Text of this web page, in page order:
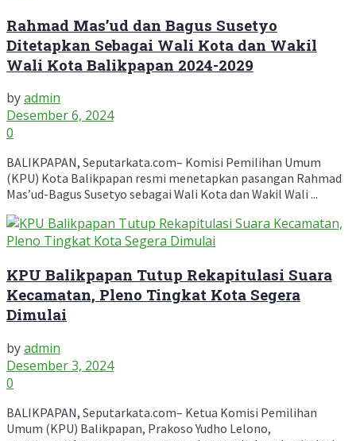
Rahmad Mas’ud dan Bagus Susetyo
Ditetapkan Sebagai Wali Kota dan Wakil
Wali Kota Balikpapan 2024-2029
byadmin
Desember 6, 2024
0
BALIKPAPAN, Seputarkata.com– Komisi Pemilihan Umum
(KPU) Kota Balikpapan resmi menetapkan pasangan Rahmad
Mas’ud-Bagus Susetyo sebagai Wali Kota dan Wakil Wali ...
KPU Balikpapan Tutup Rekapitulasi Suara
Kecamatan, Pleno Tingkat Kota Segera
Dimulai
byadmin
Desember 3, 2024
0
BALIKPAPAN, Seputarkata.com– Ketua Komisi Pemilihan
Umum (KPU) Balikpapan, Prakoso Yudho Lelono,